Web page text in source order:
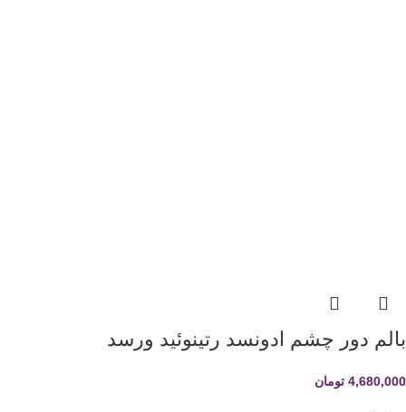
بالم دور چشم ادونسد رتینوئید ورسد
4,680,000 تومان